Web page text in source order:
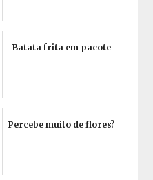
Batata frita em pacote
Percebe muito de flores?